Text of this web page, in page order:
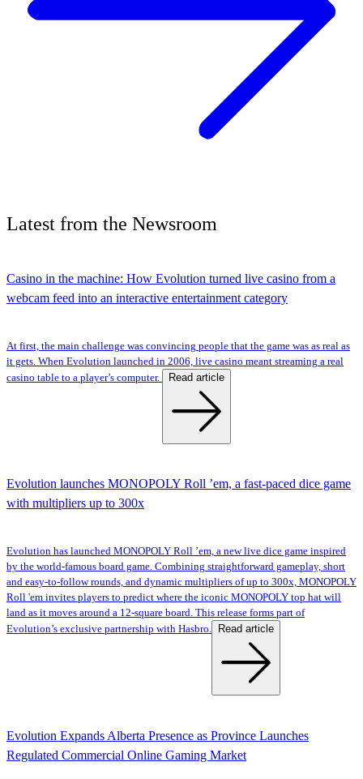
Latest from the Newsroom
Casino in the machine: How Evolution turned live casino from a
webcam feed into an interactive entertainment category
At first, the main challenge was convincing people that the game was as real as
it gets. When Evolution launched in 2006, live casino meant streaming a real
casino table to a player’s computer.
Read article
Evolution launches MONOPOLY Roll ’em, a fast-paced dice game
with multipliers up to 300x
Evolution has launched MONOPOLY Roll ’em, a new live dice game inspired
by the world-famous board game. Combining straightforward gameplay, short
and easy-to-follow rounds, and dynamic multipliers of up to 300x, MONOPOLY
Roll 'em invites players to predict where the iconic MONOPOLY top hat will
land as it moves around a 12-square board. This release forms part of
Evolution’s exclusive partnership with Hasbro.
Read article
Evolution Expands Alberta Presence as Province Launches
Regulated Commercial Online Gaming Market